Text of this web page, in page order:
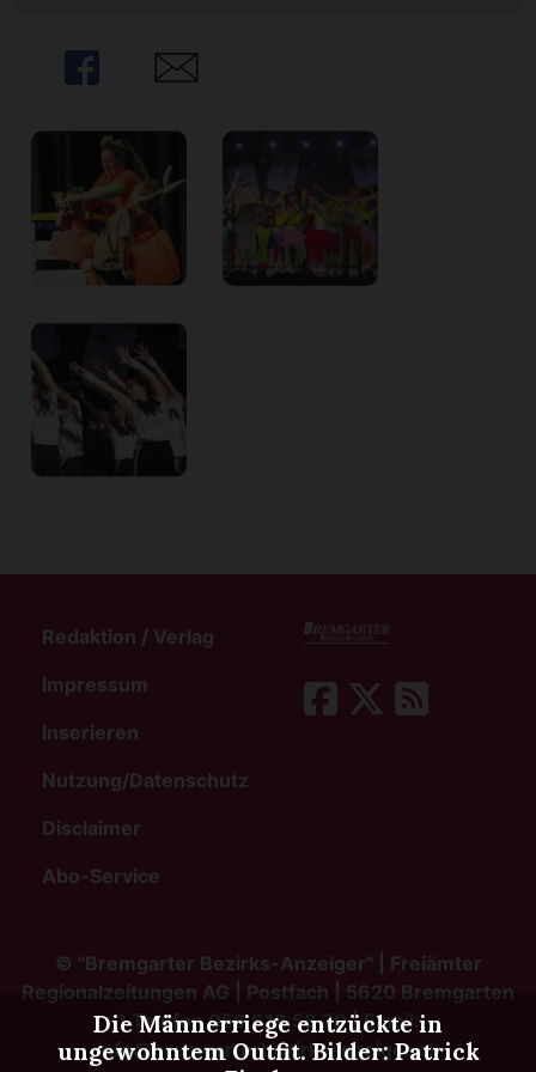
Share Share
Die Männerriege entzückte in
ungewohntem Outfit. Bilder: Patrick
Redaktion / Verlag
Impressum
Inserieren
Nutzung/Datenschutz
Disclaimer
Abo-Service
© "Bremgarter Bezirks-Anzeiger" | Freiämter
Regionalzeitungen AG | Postfach | 5620 Bremgarten
1 Telefon 056 618 58 70 | Email:
info@bremgarterbezirksanzeiger.ch